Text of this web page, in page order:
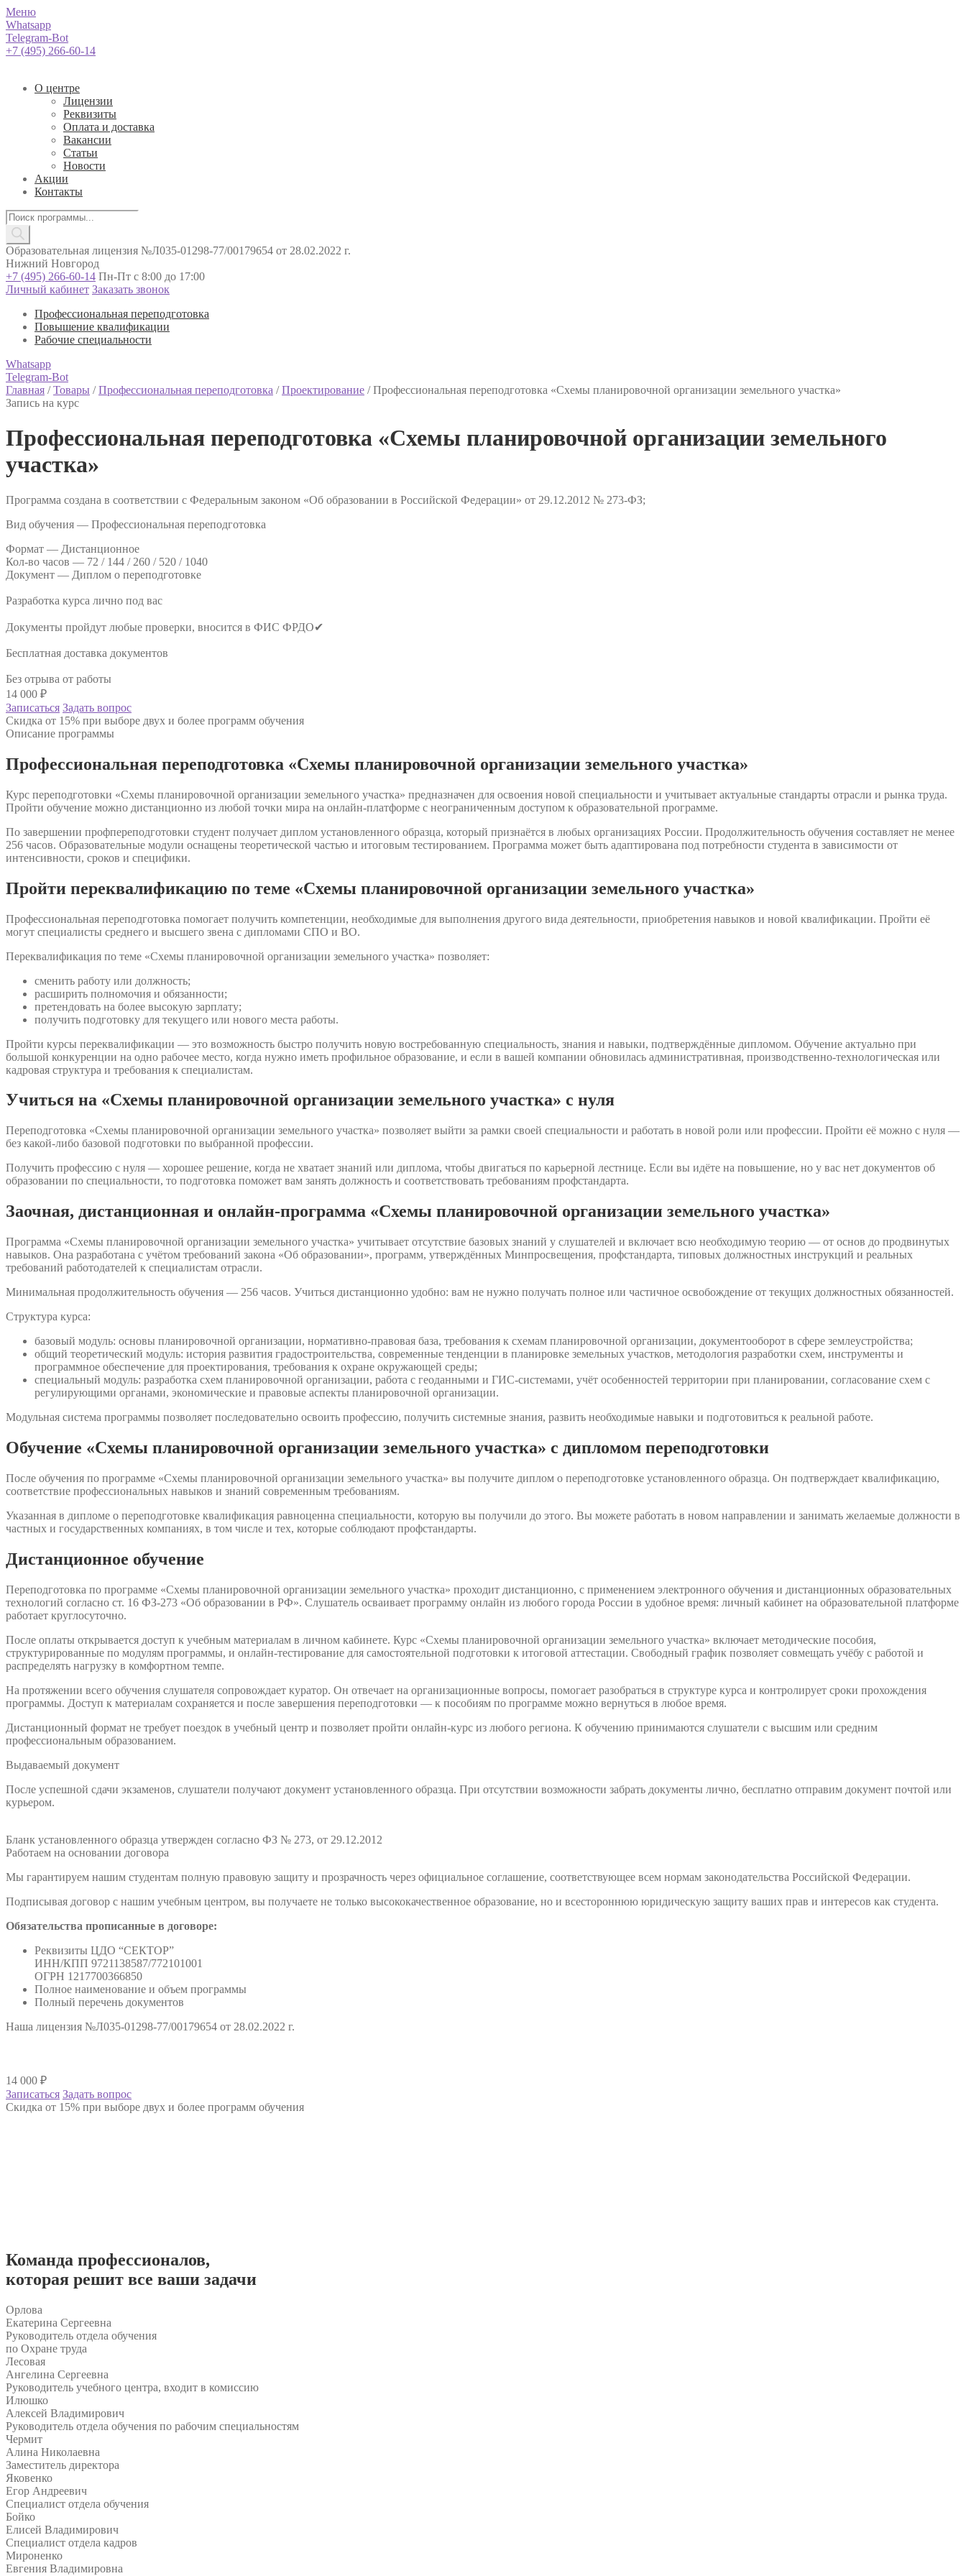
Меню
Whatsapp
Telegram-Bot
+7 (495) 266-60-14
О центре
Лицензии
Реквизиты
Оплата и доставка
Вакансии
Статьи
Новости
Акции
Контакты
Поиск
товаров
Образовательная лицензия №Л035-01298-77/00179654 от 28.02.2022 г.
Нижний Новгород
+7 (495) 266-60-14 Пн-Пт с 8:00 до 17:00
Личный кабинет Заказать звонок
Профессиональная переподготовка
Повышение квалификации
Рабочие специальности
Whatsapp
Telegram-Bot
Главная /Товары /Профессиональная переподготовка /Проектирование /Профессиональная переподготовка «Схемы планировочной организации земельного участка»
Запись на курс
Профессиональная переподготовка «Схемы планировочной организации земельного
участка»
Программа создана в соответствии с Федеральным законом «Об образовании в Российской Федерации» от 29.12.2012 № 273-ФЗ;
Вид обучения — Профессиональная переподготовка
Формат — Дистанционное
Кол-во часов — 72 / 144 / 260 / 520 / 1040
Документ — Диплом о переподготовке
Разработка курса лично под вас
Документы пройдут любые проверки, вносится в ФИС ФРДО✔
Бесплатная доставка документов
Без отрыва от работы
14 000 ₽
Записаться Задать вопрос
Скидка от 15% при выборе двух и более программ обучения
Описание программы
Профессиональная переподготовка «Схемы планировочной организации земельного участка»
Курс переподготовки «Схемы планировочной организации земельного участка» предназначен для освоения новой специальности и учитывает актуальные стандарты отрасли и рынка труда.
Пройти обучение можно дистанционно из любой точки мира на онлайн-платформе с неограниченным доступом к образовательной программе.
По завершении профпереподготовки студент получает диплом установленного образца, который признаётся в любых организациях России. Продолжительность обучения составляет не менее
256 часов. Образовательные модули оснащены теоретической частью и итоговым тестированием. Программа может быть адаптирована под потребности студента в зависимости от
интенсивности, сроков и специфики.
Пройти переквалификацию по теме «Схемы планировочной организации земельного участка»
Профессиональная переподготовка помогает получить компетенции, необходимые для выполнения другого вида деятельности, приобретения навыков и новой квалификации. Пройти её
могут специалисты среднего и высшего звена с дипломами СПО и ВО.
Переквалификация по теме «Схемы планировочной организации земельного участка» позволяет:
сменить работу или должность;
расширить полномочия и обязанности;
претендовать на более высокую зарплату;
получить подготовку для текущего или нового места работы.
Пройти курсы переквалификации — это возможность быстро получить новую востребованную специальность, знания и навыки, подтверждённые дипломом. Обучение актуально при
большой конкуренции на одно рабочее место, когда нужно иметь профильное образование, и если в вашей компании обновилась административная, производственно-технологическая или
кадровая структура и требования к специалистам.
Учиться на «Схемы планировочной организации земельного участка» с нуля
Переподготовка «Схемы планировочной организации земельного участка» позволяет выйти за рамки своей специальности и работать в новой роли или профессии. Пройти её можно с нуля —
без какой-либо базовой подготовки по выбранной профессии.
Получить профессию с нуля — хорошее решение, когда не хватает знаний или диплома, чтобы двигаться по карьерной лестнице. Если вы идёте на повышение, но у вас нет документов об
образовании по специальности, то подготовка поможет вам занять должность и соответствовать требованиям профстандарта.
Заочная, дистанционная и онлайн-программа «Схемы планировочной организации земельного участка»
Программа «Схемы планировочной организации земельного участка» учитывает отсутствие базовых знаний у слушателей и включает всю необходимую теорию — от основ до продвинутых
навыков. Она разработана с учётом требований закона «Об образовании», программ, утверждённых Минпросвещения, профстандарта, типовых должностных инструкций и реальных
требований работодателей к специалистам отрасли.
Минимальная продолжительность обучения — 256 часов. Учиться дистанционно удобно: вам не нужно получать полное или частичное освобождение от текущих должностных обязанностей.
Структура курса:
базовый модуль: основы планировочной организации, нормативно-правовая база, требования к схемам планировочной организации, документооборот в сфере землеустройства;
общий теоретический модуль: история развития градостроительства, современные тенденции в планировке земельных участков, методология разработки схем, инструменты и
программное обеспечение для проектирования, требования к охране окружающей среды;
специальный модуль: разработка схем планировочной организации, работа с геоданными и ГИС-системами, учёт особенностей территории при планировании, согласование схем с
регулирующими органами, экономические и правовые аспекты планировочной организации.
Модульная система программы позволяет последовательно освоить профессию, получить системные знания, развить необходимые навыки и подготовиться к реальной работе.
Обучение «Схемы планировочной организации земельного участка» с дипломом переподготовки
После обучения по программе «Схемы планировочной организации земельного участка» вы получите диплом о переподготовке установленного образца. Он подтверждает квалификацию,
соответствие профессиональных навыков и знаний современным требованиям.
Указанная в дипломе о переподготовке квалификация равноценна специальности, которую вы получили до этого. Вы можете работать в новом направлении и занимать желаемые должности в
частных и государственных компаниях, в том числе и тех, которые соблюдают профстандарты.
Дистанционное обучение
Переподготовка по программе «Схемы планировочной организации земельного участка» проходит дистанционно, с применением электронного обучения и дистанционных образовательных
технологий согласно ст. 16 ФЗ-273 «Об образовании в РФ». Слушатель осваивает программу онлайн из любого города России в удобное время: личный кабинет на образовательной платформе
работает круглосуточно.
После оплаты открывается доступ к учебным материалам в личном кабинете. Курс «Схемы планировочной организации земельного участка» включает методические пособия,
структурированные по модулям программы, и онлайн-тестирование для самостоятельной подготовки к итоговой аттестации. Свободный график позволяет совмещать учёбу с работой и
распределять нагрузку в комфортном темпе.
На протяжении всего обучения слушателя сопровождает куратор. Он отвечает на организационные вопросы, помогает разобраться в структуре курса и контролирует сроки прохождения
программы. Доступ к материалам сохраняется и после завершения переподготовки — к пособиям по программе можно вернуться в любое время.
Дистанционный формат не требует поездок в учебный центр и позволяет пройти онлайн-курс из любого региона. К обучению принимаются слушатели с высшим или средним
профессиональным образованием.
Выдаваемый документ
После успешной сдачи экзаменов, слушатели получают документ установленного образца. При отсутствии возможности забрать документы лично, бесплатно отправим документ почтой или
курьером.
Бланк установленного образца утвержден согласно ФЗ № 273, от 29.12.2012
Работаем на основании договора
Мы гарантируем нашим студентам полную правовую защиту и прозрачность через официальное соглашение, соответствующее всем нормам законодательства Российской Федерации.
Подписывая договор с нашим учебным центром, вы получаете не только высококачественное образование, но и всестороннюю юридическую защиту ваших прав и интересов как студента.
Обязательства прописанные в договоре:
Реквизиты ЦДО “СЕКТОР”
ИНН/КПП 9721138587/772101001
ОГРН 1217700366850
Полное наименование и объем программы
Полный перечень документов
Наша лицензия №Л035-01298-77/00179654 от 28.02.2022 г.
14 000 ₽
Записаться Задать вопрос
Скидка от 15% при выборе двух и более программ обучения
Команда профессионалов,
которая решит все ваши задачи
Орлова
Екатерина Сергеевна
Руководитель отдела обучения
по Охране труда
Лесовая
Ангелина Сергеевна
Руководитель учебного центра, входит в комиссию
Илюшко
Алексей Владимирович
Руководитель отдела обучения по рабочим специальностям
Чермит
Алина Николаевна
Заместитель директора
Яковенко
Егор Андреевич
Специалист отдела обучения
Бойко
Елисей Владимирович
Специалист отдела кадров
Мироненко
Евгения Владимировна